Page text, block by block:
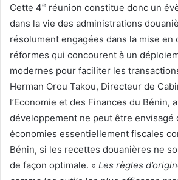
Cette 4e réunion constitue donc un
dans la vie des administrations
résolument engagées dans la mise
réformes qui concourent à un
modernes pour faciliter les
Herman Orou Takou, Directeur de
l’Economie et des Finances du Bénin,
développement ne peut être envisagé
économies essentiellement fiscales
Bénin, si les recettes douanières ne
de façon optimale. « Les règles